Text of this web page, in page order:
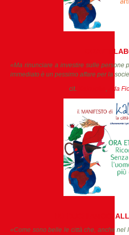
ORA ET
«Ma rinunciare a investire sulle persone
immediato è un pessimo affare per la
cit.
Ada
RIEDUCHIAMOCI
«Come sono belle le città che, anche nel